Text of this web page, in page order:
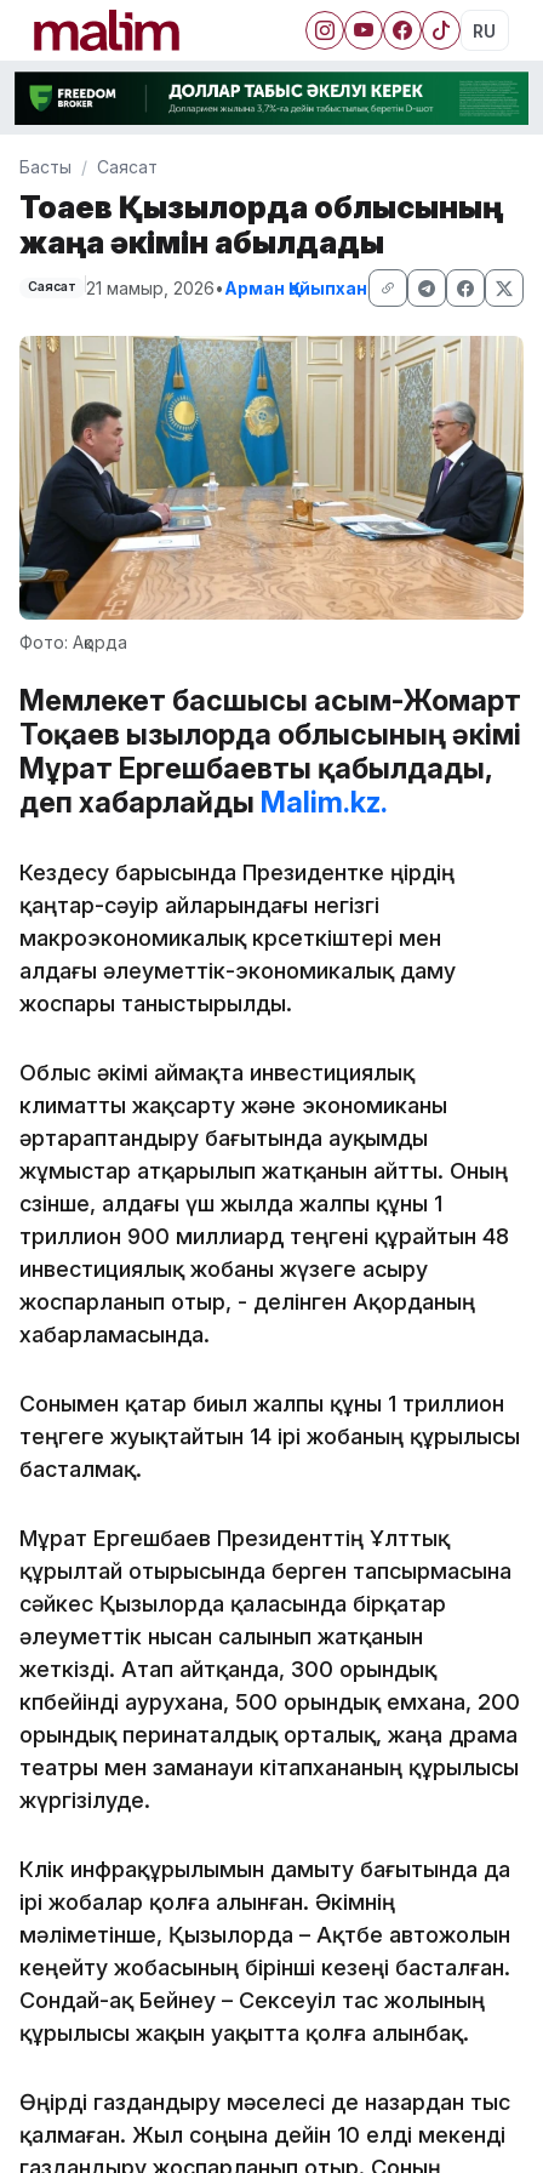
RU
Басты Саясат
Тоқаев Қызылорда облысының
жаңа әкімін қабылдады
Саясат 21 мамыр, 2026•Арман Қайыпхан
Фото: Ақорда
Мемлекет басшысы Қасым-Жомарт
Тоқаев Қызылорда облысының әкімі
Мұрат Ергешбаевты қабылдады,
деп хабарлайды Malim.kz.
Кездесу барысында Президентке өңірдің
қаңтар-сәуір айларындағы негізгі
макроэкономикалық көрсеткіштері мен
алдағы әлеуметтік-экономикалық даму
жоспары таныстырылды.
Облыс әкімі аймақта инвестициялық
климатты жақсарту және экономиканы
әртараптандыру бағытында ауқымды
жұмыстар атқарылып жатқанын айтты. Оның
сөзінше, алдағы үш жылда жалпы құны 1
триллион 900 миллиард теңгені құрайтын 48
инвестициялық жобаны жүзеге асыру
жоспарланып отыр, - делінген Ақорданың
хабарламасында.
Сонымен қатар биыл жалпы құны 1 триллион
теңгеге жуықтайтын 14 ірі жобаның құрылысы
басталмақ.
Мұрат Ергешбаев Президенттің Ұлттық
құрылтай отырысында берген тапсырмасына
сәйкес Қызылорда қаласында бірқатар
әлеуметтік нысан салынып жатқанын
жеткізді. Атап айтқанда, 300 орындық
көпбейінді аурухана, 500 орындық емхана, 200
орындық перинаталдық орталық, жаңа драма
театры мен заманауи кітапхананың құрылысы
жүргізілуде.
Көлік инфрақұрылымын дамыту бағытында да
ірі жобалар қолға алынған. Әкімнің
мәліметінше, Қызылорда – Ақтөбе автожолын
кеңейту жобасының бірінші кезеңі басталған.
Сондай-ақ Бейнеу – Сексеуіл тас жолының
құрылысы жақын уақытта қолға алынбақ.
Өңірді газдандыру мәселесі де назардан тыс
қалмаған. Жыл соңына дейін 10 елді мекенді
газдандыру жоспарланып отыр. Соның